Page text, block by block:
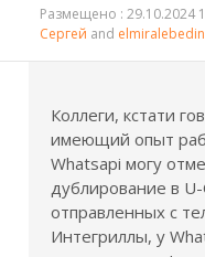
Размещено : 29.10.2024
Сергей and
Коллеги, кстати
имеющий опыт
Whatsapi могу
дублирование в
отправленных с
Интегриллы, у